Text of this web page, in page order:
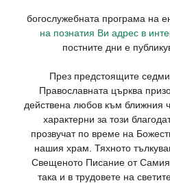
богослужебната програма на
на познатия Ви адрес в
постните дни е
През предстоящите
Православната църква
действена любов към ближния
характерни за този
прозвучат по време на
нашия храм. Тяхното
Свещеното Писание от Самия
така и в трудовете на